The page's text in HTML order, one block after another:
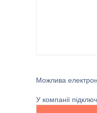
У компанії